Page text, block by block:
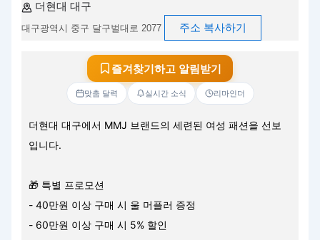
더현대 대구
대구광역시 중구 달구벌대로 2077 주소 복사하기
즐겨찾기하고 알림받기
맞춤 달력 실시간 소식 리마인더
더현대 대구에서 MMJ 브랜드의 세련된 여성 패션을 선보
입니다.
🎁 특별 프로모션
- 40만원 이상 구매 시 울 머플러 증정
- 60만원 이상 구매 시 5% 할인